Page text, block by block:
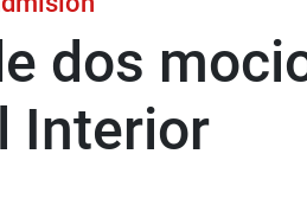
dos
Interior